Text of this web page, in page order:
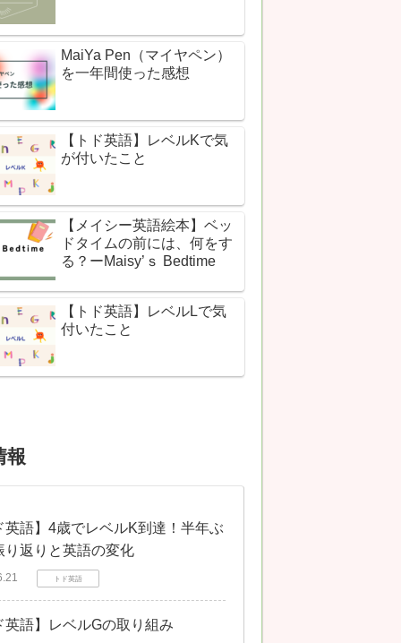
MaiYa Pen（マイヤペン）
を一年間使った感想
【トド英語】レベルKで気
が付いたこと
【メイシー英語絵本】ベッ
ドタイムの前には、何をす
る？ーMaisy’ｓ Bedtime
【トド英語】レベルLで気
付いたこと
報
英語】4歳でレベルK到達！半年ぶ
り返りと英語の変化
トド英語
英語】レベルGの取り組み